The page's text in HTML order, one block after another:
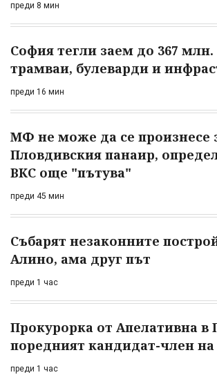
преди 8 мин
София тегли заем до 367 млн.
трамваи, булеварди и
преди 16 мин
МФ не може да се произнесе
Пловдивския панаир,
ВКС още "пътува"
преди 45 мин
Събарят незаконните
Алино, ама друг път
преди 1 час
Прокурорка от Апелативна в
поредният кандидат-член на
преди 1 час